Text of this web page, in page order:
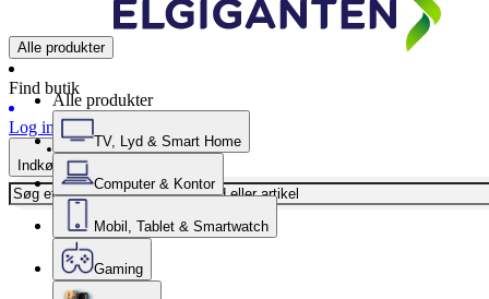
Alle produkter
Find butik
Log ind
Indkøbskurv
Alle produkter
TV, Lyd & Smart Home
Computer & Kontor
Mobil, Tablet & Smartwatch
Gaming